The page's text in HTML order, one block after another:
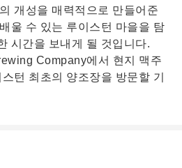
개성을 매력적으로 만들어준
울 수 있는 루이스턴 마을을 탐
시간을 보내게 될 것입니다.
Company에서 현지 맥주
턴 최초의 양조장을 방문할 기